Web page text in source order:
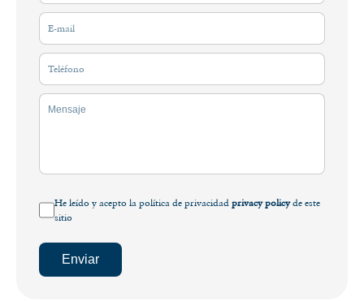
He leído y acepto la política de privacidad privacy policyde este
sitio
Enviar